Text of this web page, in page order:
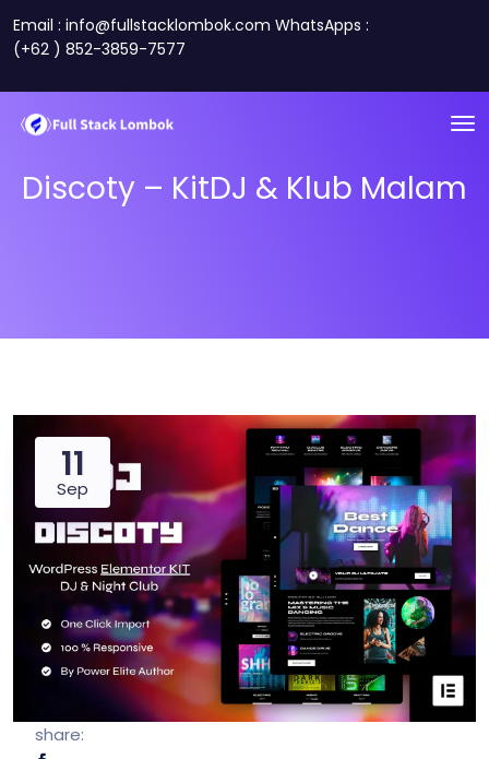
Email : info@fullstacklombok.com WhatsApps :
(+62 ) 852-3859-7577
Discoty – KitDJ & Klub Malam
11
Sep
share: